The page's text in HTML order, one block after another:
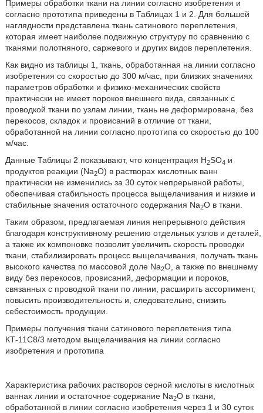
Примеры обработки ткани на линии согласно изобретения и
согласно прототипа приведены в Таблицах 1 и 2. Для большей
наглядности представлена ткань сатинового переплетения,
которая имеет наиболее подвижную структуру по сравнению с
тканями полотняного, саржевого и других видов переплетения.
Как видно из таблицы 1, ткань, обработанная на линии согласно
изобретения со скоростью до 300 м/час, при близких значениях
параметров обработки и физико-механических свойств
практически не имеет пороков внешнего вида, связанных с
проводкой ткани по узлам линии, ткань не деформирована, без
перекосов, складок и провисаний в отличие от ткани,
обработанной на линии согласно прототипа со скоростью до 100
м/час.
Данные Таблицы 2 показывают, что концентрация H2SO4 и
продуктов реакции (Na2O) в растворах кислотных ванн
практически не изменились за 30 суток непрерывной работы,
обеспечивая стабильность процесса выщелачивания и низкие и
стабильные значения остаточного содержания Na2O в ткани.
Таким образом, предлагаемая линия непрерывного действия
благодаря конструктивному решению отдельных узлов и деталей,
а также их компоновке позволит увеличить скорость проводки
ткани, стабилизировать процесс выщелачивания, получать ткань
высокого качества по массовой доле Na2O, а также по внешнему
виду без перекосов, провисаний, деформации и пороков,
связанных с проводкой ткани по линии, расширить ассортимент,
повысить производительность и, следовательно, снизить
себестоимость продукции.
Примеры получения ткани сатинового переплетения типа
КТ-11С8/3 методом выщелачивания на линии согласно
изобретения и прототипа
Характеристика рабочих растворов серной кислоты в кислотных
ваннах линии и остаточное содержание Na2O в ткани,
обработанной в линии согласно изобретения через 1 и 30 суток